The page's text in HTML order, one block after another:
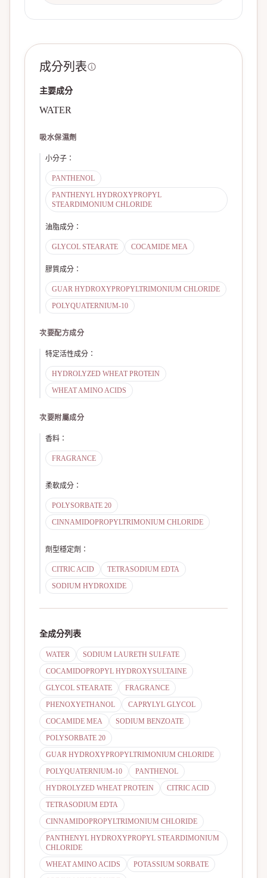
成分列表
主要成分
WATER
吸水保濕劑
小分子 ：
PANTHENOL
PANTHENYL HYDROXYPROPYL
STEARDIMONIUM CHLORIDE
油脂成分 ：
GLYCOL STEARATE COCAMIDE MEA
膠質成分 ：
GUAR HYDROXYPROPYLTRIMONIUM CHLORIDE
POLYQUATERNIUM-10
次要配方成分
特定活性成分 ：
HYDROLYZED WHEAT PROTEIN
WHEAT AMINO ACIDS
次要附屬成分
香料 ：
FRAGRANCE
柔軟成分 ：
POLYSORBATE 20
CINNAMIDOPROPYLTRIMONIUM CHLORIDE
劑型穩定劑 ：
CITRIC ACID
TETRASODIUM EDTA
SODIUM HYDROXIDE
全成分列表
WATER
SODIUM LAURETH SULFATE
COCAMIDOPROPYL HYDROXYSULTAINE
GLYCOL STEARATE
FRAGRANCE
PHENOXYETHANOL
CAPRYLYL GLYCOL
COCAMIDE MEA
SODIUM BENZOATE
POLYSORBATE 20
GUAR HYDROXYPROPYLTRIMONIUM CHLORIDE
POLYQUATERNIUM-10
PANTHENOL
HYDROLYZED WHEAT PROTEIN
CITRIC ACID
TETRASODIUM EDTA
CINNAMIDOPROPYLTRIMONIUM CHLORIDE
PANTHENYL HYDROXYPROPYL STEARDIMONIUM
CHLORIDE
WHEAT AMINO ACIDS
POTASSIUM SORBATE